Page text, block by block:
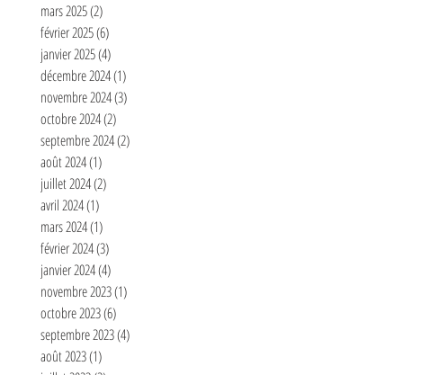
mars 2025(2)
février 2025(6)
janvier 2025(4)
décembre 2024(1)
novembre 2024(3)
octobre 2024(2)
septembre 2024(2)
août 2024(1)
juillet 2024(2)
avril 2024(1)
mars 2024(1)
février 2024(3)
janvier 2024(4)
novembre 2023(1)
octobre 2023(6)
septembre 2023(4)
août 2023(1)